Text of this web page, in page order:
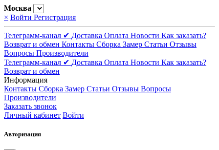
Москва
× Войти Регистрация
Телеграмм-канал ✔ Доставка Оплата Новости Как заказать?
Возврат и обмен Контакты Сборка Замер Статьи Отзывы
Вопросы Производители
Телеграмм-канал ✔ Доставка Оплата Новости Как заказать?
Возврат и обмен
Информация
Контакты Сборка Замер Статьи Отзывы Вопросы
Производители
Заказать звонок
Личный кабинет Войти
Авторизация